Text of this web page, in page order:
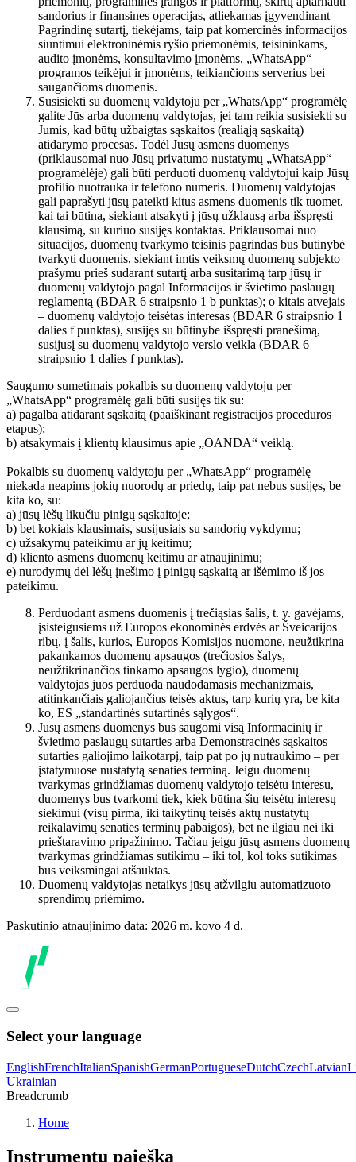
sandorius ir finansines operacijas, atliekamas įgyvendinant
Pagrindinę sutartį, tiekėjams, taip pat komercinės informacijos
siuntimui elektroninėmis ryšio priemonėmis, teisininkams,
audito įmonėms, konsultavimo įmonėms, „WhatsApp“
programos teikėjui ir įmonėms, teikiančioms serverius bei
saugančioms duomenis.
Susisiekti su duomenų valdytoju per „WhatsApp“ programėlę
galite Jūs arba duomenų valdytojas, jei tam reikia susisiekti su
Jumis, kad būtų užbaigtas sąskaitos (realiąją sąskaitą)
atidarymo procesas. Todėl Jūsų asmens duomenys
(priklausomai nuo Jūsų privatumo nustatymų „WhatsApp“
programėlėje) gali būti perduoti duomenų valdytojui kaip Jūsų
profilio nuotrauka ir telefono numeris. Duomenų valdytojas
gali paprašyti jūsų pateikti kitus asmens duomenis tik tuomet,
kai tai būtina, siekiant atsakyti į jūsų užklausą arba išspręsti
klausimą, su kuriuo susijęs kontaktas. Priklausomai nuo
situacijos, duomenų tvarkymo teisinis pagrindas bus būtinybė
tvarkyti duomenis, siekiant imtis veiksmų duomenų subjekto
prašymu prieš sudarant sutartį arba susitarimą tarp jūsų ir
duomenų valdytojo pagal Informacijos ir švietimo paslaugų
reglamentą (BDAR 6 straipsnio 1 b punktas); o kitais atvejais
– duomenų valdytojo teisėtas interesas (BDAR 6 straipsnio 1
dalies f punktas), susijęs su būtinybe išspręsti pranešimą,
susijusį su duomenų valdytojo verslo veikla (BDAR 6
straipsnio 1 dalies f punktas).
Saugumo sumetimais pokalbis su duomenų valdytoju per
„WhatsApp“ programėlę gali būti susijęs tik su:
a) pagalba atidarant sąskaitą (paaiškinant registracijos procedūros
etapus);
b) atsakymais į klientų klausimus apie „OANDA“ veiklą.
Pokalbis su duomenų valdytoju per „WhatsApp“ programėlę
niekada neapims jokių nuorodų ar priedų, taip pat nebus susijęs, be
kita ko, su:
a) jūsų lėšų likučiu pinigų sąskaitoje;
b) bet kokiais klausimais, susijusiais su sandorių vykdymu;
c) užsakymų pateikimu ar jų keitimu;
d) kliento asmens duomenų keitimu ar atnaujinimu;
e) nurodymų dėl lėšų įnešimo į pinigų sąskaitą ar išėmimo iš jos
pateikimu.
Perduodant asmens duomenis į trečiąsias šalis, t. y. gavėjams,
įsisteigusiems už Europos ekonominės erdvės ar Šveicarijos
ribų, į šalis, kurios, Europos Komisijos nuomone, neužtikrina
pakankamos duomenų apsaugos (trečiosios šalys,
neužtikrinančios tinkamo apsaugos lygio), duomenų
valdytojas juos perduoda naudodamasis mechanizmais,
atitinkančiais galiojančius teisės aktus, tarp kurių yra, be kita
ko, ES „standartinės sutartinės sąlygos“.
Jūsų asmens duomenys bus saugomi visą Informacinių ir
švietimo paslaugų sutarties arba Demonstracinės sąskaitos
sutarties galiojimo laikotarpį, taip pat po jų nutraukimo – per
įstatymuose nustatytą senaties terminą. Jeigu duomenų
tvarkymas grindžiamas duomenų valdytojo teisėtu interesu,
duomenys bus tvarkomi tiek, kiek būtina šių teisėtų interesų
siekimui (visų pirma, iki taikytinų teisės aktų nustatytų
reikalavimų senaties terminų pabaigos), bet ne ilgiau nei iki
prieštaravimo pripažinimo. Tačiau jeigu jūsų asmens duomenų
tvarkymas grindžiamas sutikimu – iki tol, kol toks sutikimas
bus veiksmingai atšauktas.
Duomenų valdytojas netaikys jūsų atžvilgiu automatizuoto
sprendimų priėmimo.
Paskutinio atnaujinimo data: 2026 m. kovo 4 d.
Select your language
EnglishFrenchItalianSpanishGermanPortugueseDutchCzechLatvian
Ukrainian
Breadcrumb
Home
Instrumentų paieška